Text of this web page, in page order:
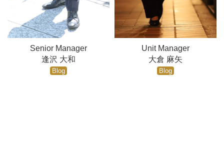
Senior Manager
逢沢 大和
Blog
Unit Manager
大倉 麻矢
Blog